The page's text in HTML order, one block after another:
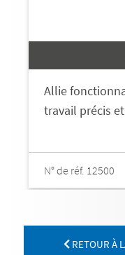
Allie
travail précis
N° de réf. 12500
RETOUR À